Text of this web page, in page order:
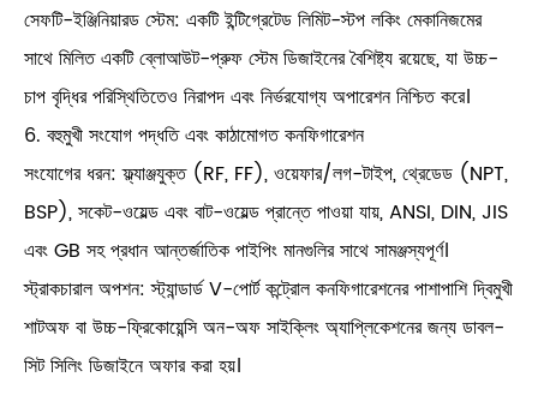
সেফটি-ইঞ্জিনিয়ারড স্টেম: একটি ইন্টিগ্রেটেড লিমিট-স্টপ লকিং মেকানিজমের
সাথে মিলিত একটি ব্লোআউট-প্রুফ স্টেম ডিজাইনের বৈশিষ্ট্য রয়েছে, যা উচ্চ-
চাপ বৃদ্ধির পরিস্থিতিতেও নিরাপদ এবং নির্ভরযোগ্য অপারেশন নিশ্চিত করে।
6. বহুমুখী সংযোগ পদ্ধতি এবং কাঠামোগত কনফিগারেশন
সংযোগের ধরন: ফ্ল্যাঞ্জযুক্ত (RF, FF), ওয়েফার/লগ-টাইপ, থ্রেডেড (NPT,
BSP), সকেট-ওয়েল্ড এবং বাট-ওয়েল্ড প্রান্তে পাওয়া যায়, ANSI, DIN, JIS
এবং GB সহ প্রধান আন্তর্জাতিক পাইপিং মানগুলির সাথে সামঞ্জস্যপূর্ণ।
স্ট্রাকচারাল অপশন: স্ট্যান্ডার্ড V-পোর্ট কন্ট্রোল কনফিগারেশনের পাশাপাশি দ্বিমুখী
শাটঅফ বা উচ্চ-ফ্রিকোয়েন্সি অন-অফ সাইক্লিং অ্যাপ্লিকেশনের জন্য ডাবল-
সিট সিলিং ডিজাইনে অফার করা হয়।